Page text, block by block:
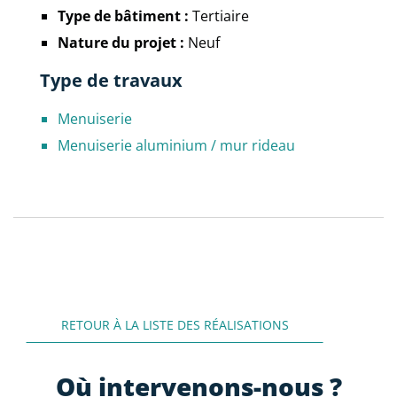
Type de bâtiment : Tertiaire
Nature du projet : Neuf
Type de travaux
Menuiserie
Menuiserie aluminium / mur rideau
RETOUR À LA LISTE DES RÉALISATIONS
Où intervenons-nous ?